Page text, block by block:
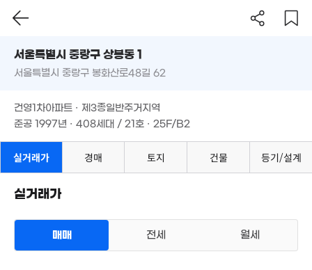
7.05억
103m²
필터 매물 탐색
서울시 중랑구 상봉동 1
준공 1997년 · 408세대 / 21호 · 25F/B2
서울특별시 중랑구 상봉동 1
서울특별시 중랑구 봉화산로48길 62
건영1차아파트 · 제3종일반주거지역
준공 1997년 · 408세대 / 21호 · 25F/B2
실거래가 경매 토지 건물 등기/설계
실거래가
매매 전세 월세